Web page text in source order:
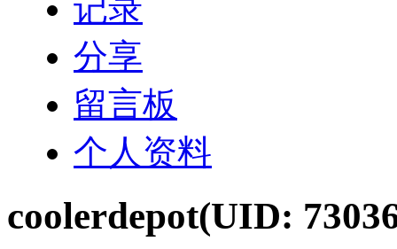
记录
分享
留言板
个人资料
coolerdepot(UID: